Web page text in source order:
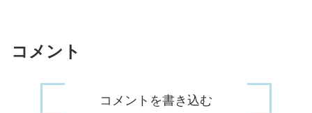
コメント
コメントを書き込む